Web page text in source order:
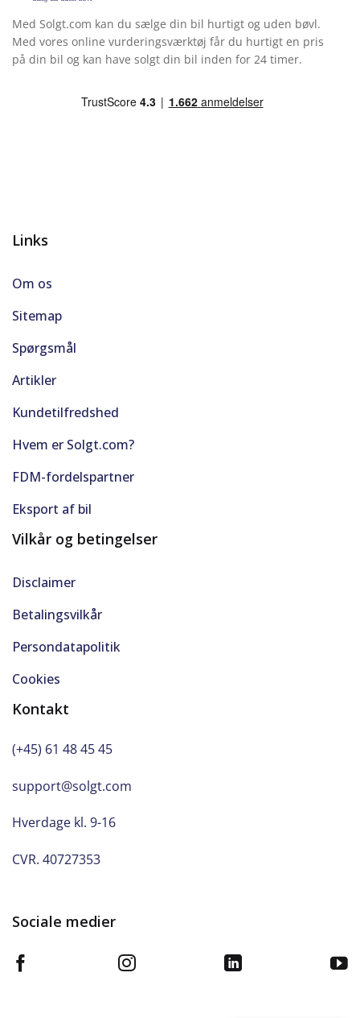
Med Solgt.com kan du sælge din bil hurtigt og uden bøvl.
Med vores online vurderingsværktøj får du hurtigt en pris
på din bil og kan have solgt din bil inden for 24 timer.
Links
Om os
Sitemap
Spørgsmål
Artikler
Kundetilfredshed
Hvem er Solgt.com?
FDM-fordelspartner
Eksport af bil
Vilkår og betingelser
Disclaimer
Betalingsvilkår
Persondatapolitik
Cookies
Kontakt
(+45) 61 48 45 45
support@solgt.com
Hverdage kl. 9-16
CVR. 40727353
Sociale medier